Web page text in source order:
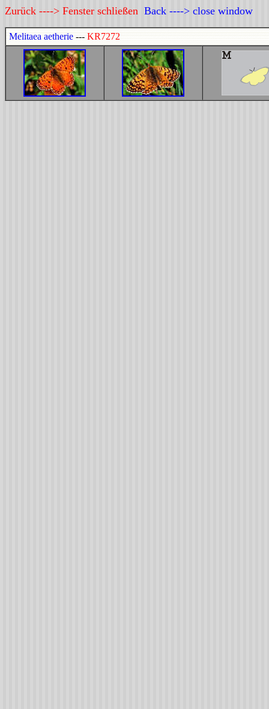
Zurück ----> Fenster schließen Back ----> close window
Melitaea aetherie --- KR7272